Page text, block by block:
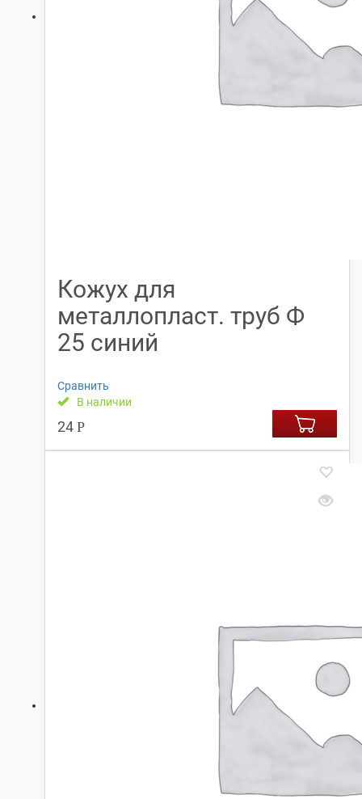
Кожух для
металлопласт. труб Ф
25 синий
Сравнить
В наличии
24 Р